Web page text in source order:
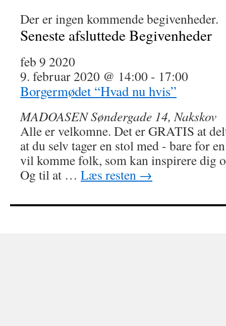
Der er ingen kommende begivenheder.
Seneste afsluttede Begivenheder
feb 9 2020
9. februar 2020 @ 14:00 - 17:00
Borgermødet “Hvad nu hvis”
MADOASENSøndergade 14, Nakskov
Alle er velkomne. Det er GRATIS at
at du selv tager en stol med - bare for
vil komme folk, som kan inspirere dig
Og til at … Læs resten →